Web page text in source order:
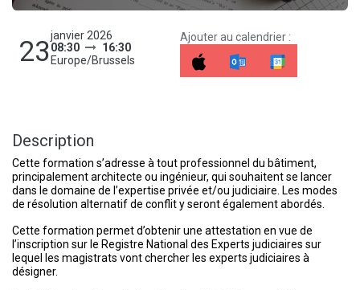
23janvier 2026
08:30
16:30
Europe/Brussels
Ajouter au calendrier :
Description
Cette formation s’adresse à tout professionnel du bâtiment,
principalement architecte ou ingénieur, qui souhaitent se lancer
dans le domaine de l’expertise privée et/ou judiciaire. Les modes
de résolution alternatif de conflit y seront également abordés.
Cette formation permet d’obtenir une attestation en vue de
l’inscription sur le Registre National des Experts judiciaires sur
lequel les magistrats vont chercher les experts judiciaires à
désigner.